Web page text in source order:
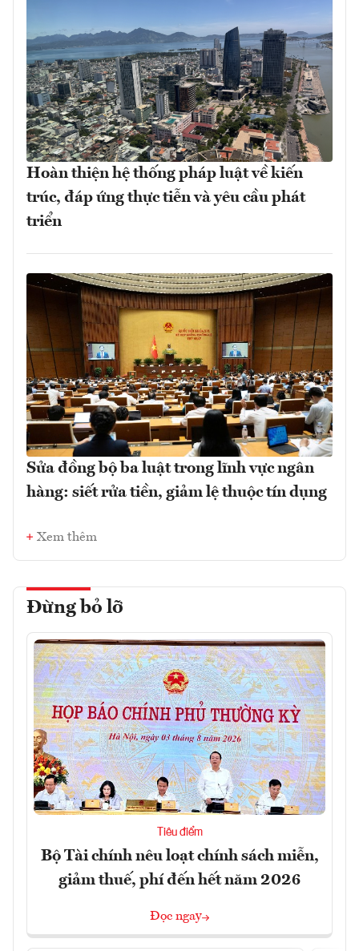
Hoàn thiện hệ thống pháp luật về kiến
trúc, đáp ứng thực tiễn và yêu cầu phát
triển
Sửa đồng bộ ba luật trong lĩnh vực ngân
hàng: siết rửa tiền, giảm lệ thuộc tín dụng
Xem thêm
Đừng bỏ lỡ
Tiêu điểm
Bộ Tài chính nêu loạt chính sách miễn,
giảm thuế, phí đến hết năm 2026
Đọc ngay